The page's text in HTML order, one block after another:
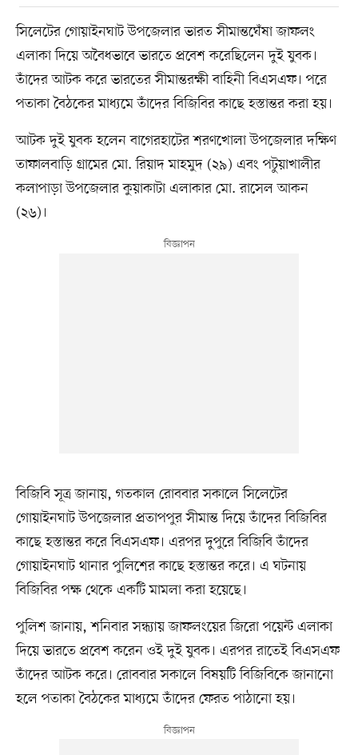
সিলেটের গোয়াইনঘাট উপজেলার ভারত সীমান্তঘেঁষা জাফলং
এলাকা দিয়ে অবৈধভাবে ভারতে প্রবেশ করেছিলেন দুই যুবক।
তাঁদের আটক করে ভারতের সীমান্তরক্ষী বাহিনী বিএসএফ। পরে
পতাকা বৈঠকের মাধ্যমে তাঁদের বিজিবির কাছে হস্তান্তর করা হয়।
আটক দুই যুবক হলেন বাগেরহাটের শরণখোলা উপজেলার দক্ষিণ
তাফালবাড়ি গ্রামের মো. রিয়াদ মাহমুদ (২৯) এবং পটুয়াখালীর
কলাপাড়া উপজেলার কুয়াকাটা এলাকার মো. রাসেল আকন
(২৬)।
বিজিবি সূত্র জানায়, গতকাল রোববার সকালে সিলেটের
গোয়াইনঘাট উপজেলার প্রতাপপুর সীমান্ত দিয়ে তাঁদের বিজিবির
কাছে হস্তান্তর করে বিএসএফ। এরপর দুপুরে বিজিবি তাঁদের
গোয়াইনঘাট থানার পুলিশের কাছে হস্তান্তর করে। এ ঘটনায়
বিজিবির পক্ষ থেকে একটি মামলা করা হয়েছে।
পুলিশ জানায়, শনিবার সন্ধ্যায় জাফলংয়ের জিরো পয়েন্ট এলাকা
দিয়ে ভারতে প্রবেশ করেন ওই দুই যুবক। এরপর রাতেই বিএসএফ
তাঁদের আটক করে। রোববার সকালে বিষয়টি বিজিবিকে জানানো
হলে পতাকা বৈঠকের মাধ্যমে তাঁদের ফেরত পাঠানো হয়।